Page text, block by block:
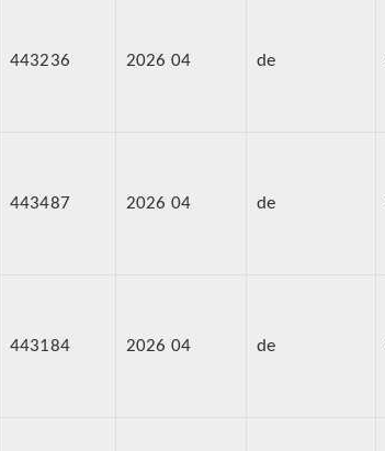
443236 2026 04 de
443487 2026 04 de
443184 2026 04 de